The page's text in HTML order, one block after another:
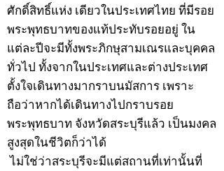
ศักดิ์สิทธิ์แห่ง เดียวในประเทศไทย ที่มีรอย
พระพุทธบาทของแท้ประทับรอยอยู่ ใน
แต่ละปีจะมีทั้งพระภิกษุสามเณรและบุคคล
ทั่วไป ทั้งจากในประเทศและต่างประเทศ
ตั้งใจเดินทางมากราบนมัสการ เพราะ
ถือว่าหากได้เดินทางไปกราบรอย
พระพุทธบาท จังหวัดสระบุรีแล้ว เป็นมงคล
สูงสุดในชีวิตก็ว่าได้
ไม่ใช่ว่าสระบุรีจะมีแต่สถานที่เท่านั้นที่